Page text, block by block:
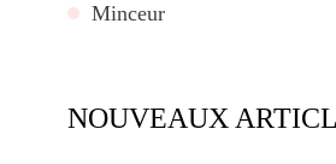
Minceur
NOUVEAUX